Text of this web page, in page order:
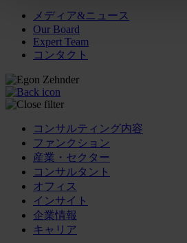
メディア&ニュース
Our Board
Expert Team
コンタクト
コンサルティング内容
ファンクション
産業・セクター
コンサルタント
オフィス
インサイト
企業情報
キャリア